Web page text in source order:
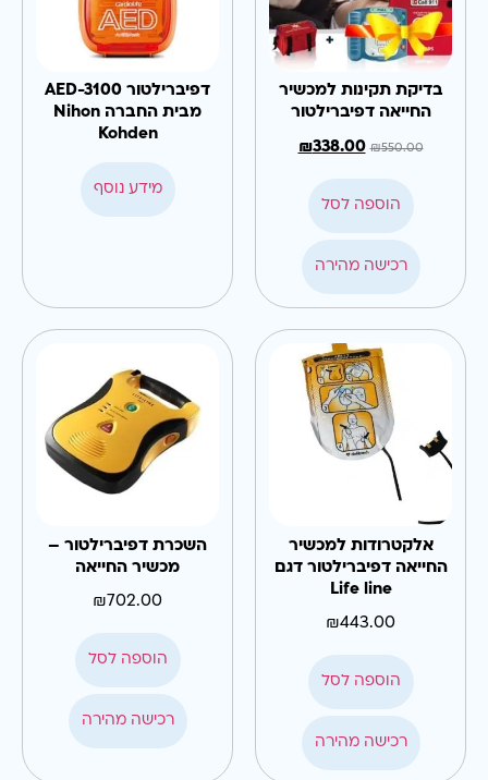
בדיקת תקינות למכשיר
החייאה דפיברילטור
₪550.00
₪338.00
הוספה לסל
רכישה מהירה
דפיברילטור AED-3100
מבית החברה Nihon
Kohden
מידע נוסף
אלקטרודות למכשיר
החייאה דפיברילטור דגם
Life line
₪443.00
הוספה לסל
רכישה מהירה
השכרת דפיברילטור –
מכשיר החייאה
₪ 702.00
הוספה לסל
רכישה מהירה